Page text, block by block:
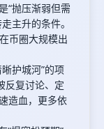
“抛压渐弱但需
主升的条件。
币圈大规模出
护城河”的项
反复讨论、定
造血，更多依